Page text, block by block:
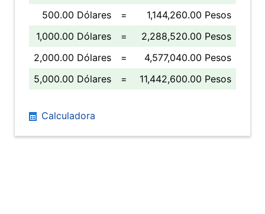
500.00 Dólares
=
1,144,260.00 Pesos
1,000.00 Dólares
=
2,288,520.00 Pesos
2,000.00 Dólares
=
4,577,040.00 Pesos
5,000.00 Dólares
= 11,442,600.00 Pesos
Calculadora